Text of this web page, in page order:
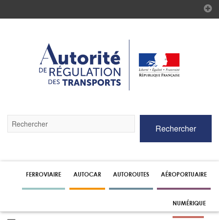
par
pour
recherche
Rechercher
FERROVIAIRE AUTOCAR AUTOROUTES AÉROPORTUAIRE
NUMÉRIQUE